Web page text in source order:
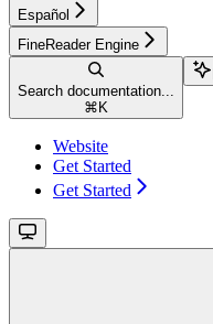
Español
FineReader Engine
Search documentation...
⌘ K
Website
Get Started
Get Started